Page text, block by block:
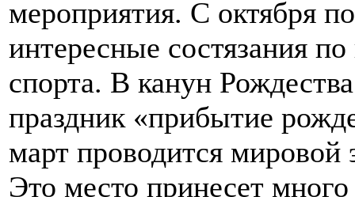
мероприятия. С октября
интересные состязания
спорта. В канун
праздник «прибытие
март проводится мировой
Это место принесет